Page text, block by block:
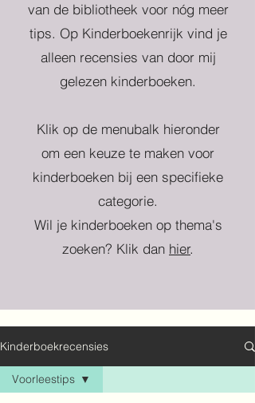
van de bibliotheek voor nóg meer
tips. Op Kinderboekenrijk vind je
alleen recensies van door mij
gelezen kinderboeken.
Klik op de menubalk hieronder
om een keuze te maken voor
kinderboeken bij een specifieke
categorie.
Wil je kinderboeken op thema's
zoeken? Klik dan hier.
Kinderboekrecensies
Voorleestips